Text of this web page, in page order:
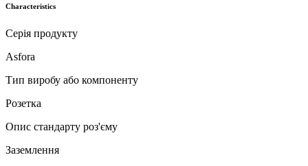
Characteristics
Серія продукту
Asfora
Тип виробу або компоненту
Розетка
Опис стандарту роз'єму
Заземлення